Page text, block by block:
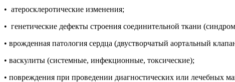
• атеросклеротические изменения;
• генетические дефекты строения соединительной ткани
• врожденная патология сердца (двустворчатый аортальный
• васкулиты (системные, инфекционные, токсические);
• повреждения при проведении диагностических или лечебных